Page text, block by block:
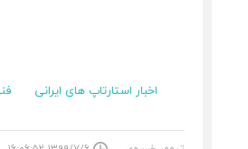
اخبار استارتاپ های ایرانی